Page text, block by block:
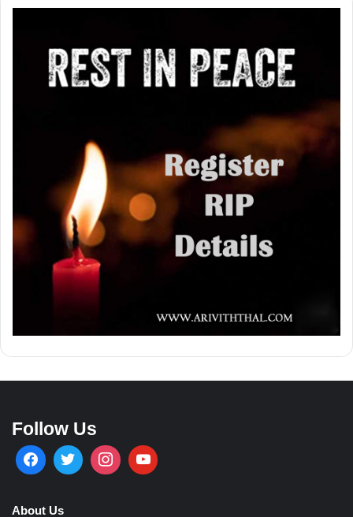
Follow Us
About Us